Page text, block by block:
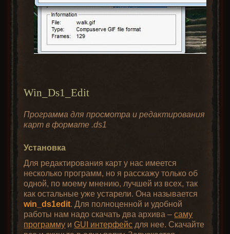
Win_Ds1_Edit
Программа для просмотра и редактирования
карт в формате .ds1
Установка
Для редактирования карт у нас имеется
несколько программ, но я расскажу только об
одной, по моему мнению, лучшей из всех, так
как остальные уже устарели. Она называется
win_ds1edit. Для полноценной и удобной
работы нам надо скачать два архива –саму
программу иGUI интерфейс для нее. Скачайте